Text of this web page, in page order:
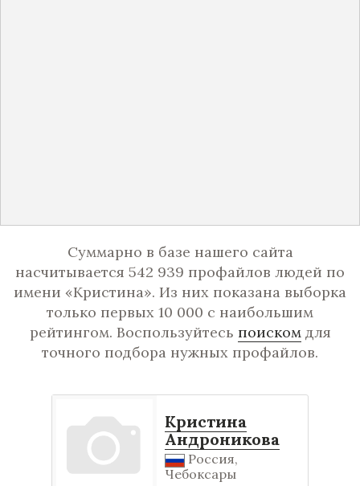
Суммарно в базе нашего сайта
насчитывается 542 939 профайлов людей по
имени «Кристина». Из них показана выборка
только первых 10 000 с наибольшим
рейтингом. Воспользуйтесь поискомдля
точного подбора нужных профайлов.
Кристина
Андроникова
Россия,
Чебоксары